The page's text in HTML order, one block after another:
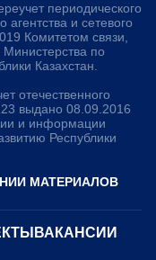
периодического
и сетевого
Комитетом связи,
по
Казахстан.
отечественного
выдано 08.09.2016
и информации
Республики
МАТЕРИАЛОВ
ВАКАНСИИ